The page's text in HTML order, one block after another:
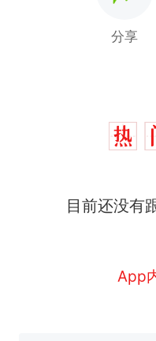
分享
目前还没有
App
热
号，
笔
官方